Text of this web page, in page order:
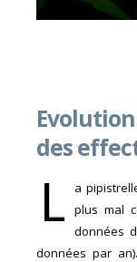
des
L
a
plus mal
données
données par